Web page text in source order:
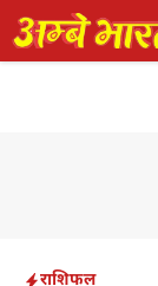
Skip
to
राशिफल